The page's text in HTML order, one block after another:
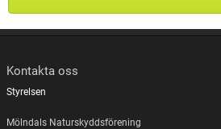
Kontakta oss
Styrelsen
Mölndals Naturskyddsförening